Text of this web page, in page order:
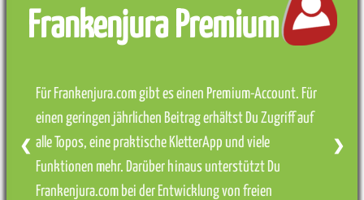
Frankenjura Premium
Für Frankenjura.com gibt es einen Premium-Account. Für
einen geringen jährlichen Beitrag erhältst Du Zugriff auf
alle Topos, eine praktische KletterApp und viele
Funktionen mehr. Darüber hinaus unterstützt Du
Frankenjura.com bei der Entwicklung von freien
❮ ❯